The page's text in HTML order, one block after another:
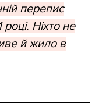
М. В. Птухи
ці дані
перепис
Ніхто не
й жило в